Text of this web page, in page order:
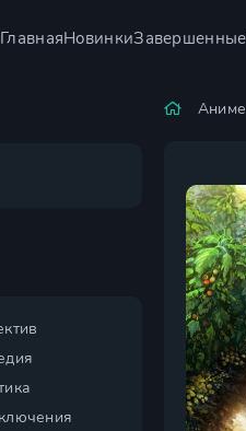
ГлавнаяНовинкиЗавершенные
Аниме